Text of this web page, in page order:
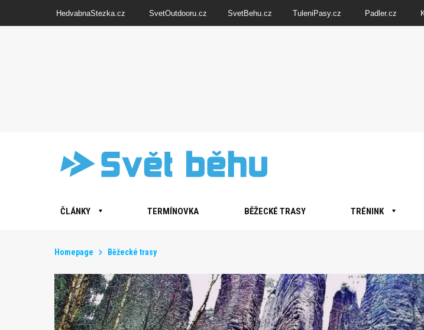
HedvabnaStezka.cz SvetOutdooru.cz SvetBehu.cz TuleniPasy.cz Padler.cz
ČLÁNKY TERMÍNOVKA BĚŽECKÉ TRASY TRÉNINK
Homepage Běžecké trasy